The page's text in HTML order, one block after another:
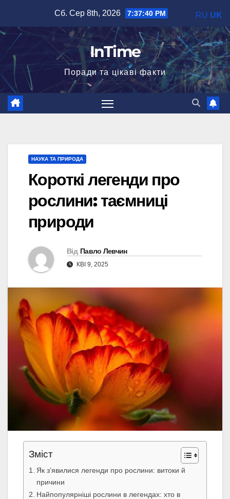
вмісту
Сб. Сер 8th, 2026 7:37:41 PM
InTime
Поради та цікаві факти
НАУКА ТА ПРИРОДА
Короткі легенди про
рослини: таємниці
природи
Від Павло Левчин
КВІ 9, 2025
Зміст
Як з’явилися легенди про рослини: витоки й
причини
Найпопулярніші рослини в легендах: хто в
RU UK